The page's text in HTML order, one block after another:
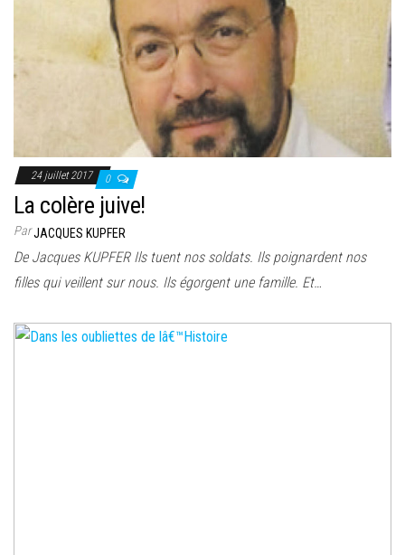
24 juillet 2017 0
La colère juive!
ParJACQUES KUPFER
De Jacques KUPFER Ils tuent nos soldats. Ils poignardent nos
filles qui veillent sur nous. Ils égorgent une famille. Et…